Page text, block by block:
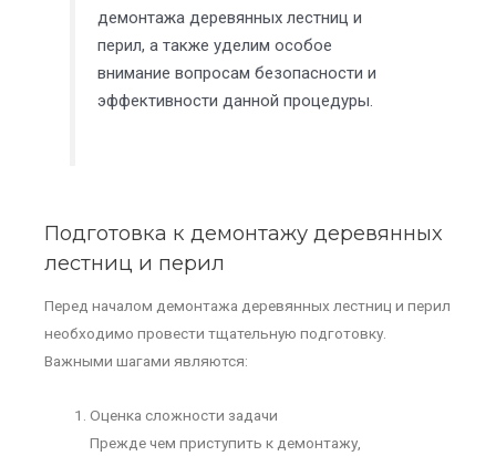
демонтажа деревянных лестниц и
перил, а также уделим особое
внимание вопросам безопасности и
эффективности данной процедуры.
Подготовка к демонтажу деревянных
лестниц и перил
Перед началом демонтажа деревянных лестниц и перил
необходимо провести тщательную подготовку.
Важными шагами являются:
Оценка сложности задачи
Прежде чем приступить к демонтажу,